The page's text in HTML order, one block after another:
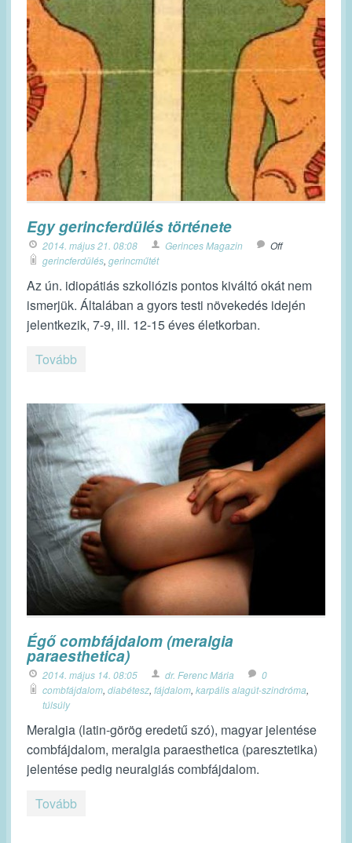
Egy gerincferdülés története
2014. május 21. 08:08 Gerinces Magazin
Off
gerincferdülés, gerincműtét
Az ún. idiopátiás szkoliózis pontos kiváltó okát nem
ismerjük. Általában a gyors testi növekedés idején
jelentkezik, 7-9, ill. 12-15 éves életkorban.
Tovább
Égő combfájdalom (meralgia
paraesthetica)
2014. május 14. 08:05 dr. Ferenc Mária
0
combfájdalom, diabétesz, fájdalom, karpális alagút-szindróma,
túlsúly
Meralgia (latin-görög eredetű szó), magyar jelentése
combfájdalom, meralgia paraesthetica (paresztetika)
jelentése pedig neuralgiás combfájdalom.
Tovább